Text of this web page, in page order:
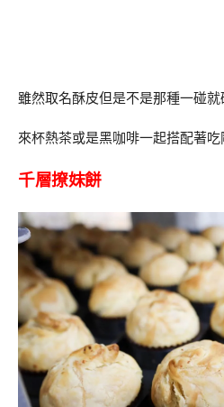
雖然取名酥皮但是不是那種一碰就
來杯熱茶或是黑咖啡一起搭配著吃
千層撩妹餅